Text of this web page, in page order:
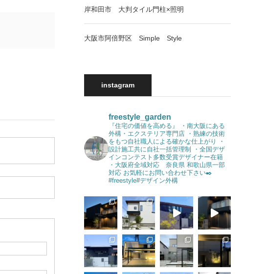
岸和田市 大判タイル門柱×照明
大阪市阿倍野区 Simple Style
instagram
freestyle_garden
『住宅の価値を高める』
・南大阪にある
外構・エクステリア専門店 ・熟練の技術
をもつ自社職人による確かな仕上がり
・
設計施工共に自社一括管理制
・全国デザ
インコンテスト多数受賞デザイナー在籍
・大阪府全域対応 奈良県 和歌山県一部
対応 お気軽にお問い合わせ下さい✒️
#freestyle#デザイン外構